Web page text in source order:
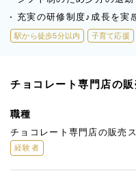
充実の研修制度♪成長を実
駅から徒歩5分以内 子育て応援
チョコレート専門店の
職種
チョコレート専門店の販売
経験者